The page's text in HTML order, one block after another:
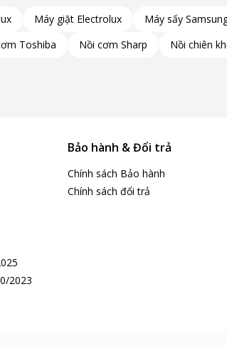
khuẩn và khử mùi vượt trội.
khỏe.
Máy giặt Electrolux Máy sấy
Toshiba Nồi cơm Sharp Nồi chiên
2023
Bảo hành & Đổi trả
Chính sách Bảo hành
Chính sách đổi trả